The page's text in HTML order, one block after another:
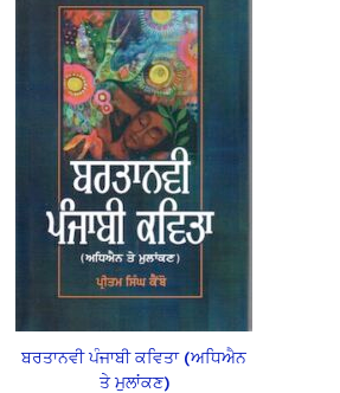
ਬਰਤਾਨਵੀ ਪੰਜਾਬੀ ਕਵਿਤਾ (ਅਧਿਐਨ
ਤੇ ਮੁਲਾਂਕਣ)